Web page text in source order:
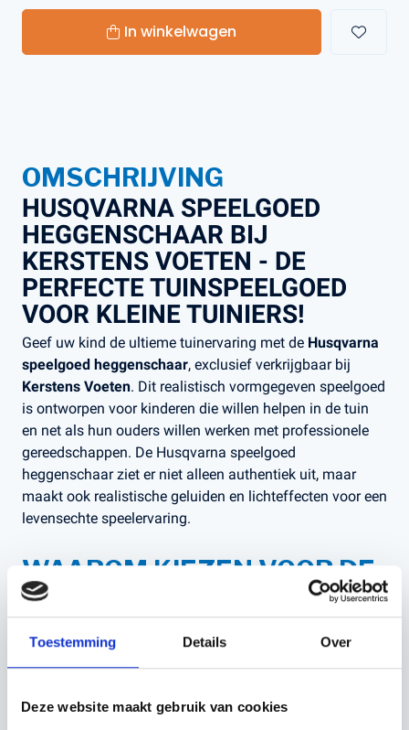
Toestemming Details Over
Deze website maakt gebruik van cookies
In winkelwagen
OMSCHRIJVING
HUSQVARNA SPEELGOED
HEGGENSCHAAR BIJ
KERSTENS VOETEN - DE
PERFECTE TUINSPEELGOED
VOOR KLEINE TUINIERS!
Geef uw kind de ultieme tuinervaring met de Husqvarna
speelgoed heggenschaar, exclusief verkrijgbaar bij
Kerstens Voeten. Dit realistisch vormgegeven speelgoed
is ontworpen voor kinderen die willen helpen in de tuin
en net als hun ouders willen werken met professionele
gereedschappen. De Husqvarna speelgoed
heggenschaar ziet er niet alleen authentiek uit, maar
maakt ook realistische geluiden en lichteffecten voor een
levensechte speelervaring.
WAAROM KIEZEN VOOR DE
HUSQVARNA SPEELGOED
HEGGENSCHAAR?
Realistisch design
: Speciaal ontworpen met oog voor
detail, perfect voor jonge tuinliefhebbers die zich
Veiligheid voorop : Gemaakt van hoogwaardige,